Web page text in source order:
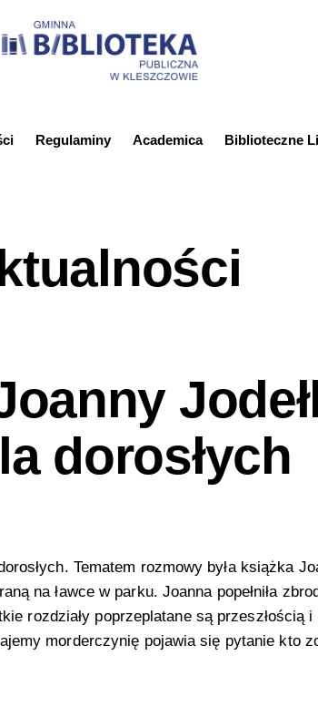
Regulaminy Academica Biblioteczne
dorosłych
Tematem rozmowy była książka
na ławce w parku. Joanna popełniła
rozdziały poprzeplatane są przeszłością
morderczynię pojawia się pytanie kto